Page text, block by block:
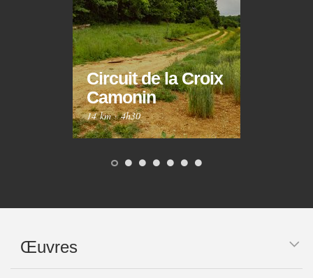
Circuit de la Croix
Camonin
14 km·4h30
Œuvres